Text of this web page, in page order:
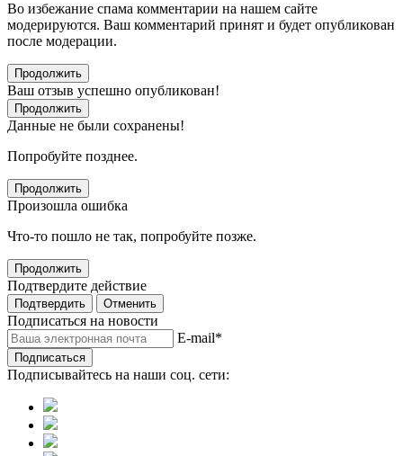
Во избежание спама комментарии на нашем сайте
модерируются. Ваш комментарий принят и будет опубликован
после модерации.
Продолжить
Ваш отзыв успешно опубликован!
Продолжить
Данные не были сохранены!
Попробуйте позднее.
Продолжить
Произошла ошибка
Что-то пошло не так, попробуйте позже.
Продолжить
Подтвердите действие
Подтвердить Отменить
Подписаться на новости
E-mail*
Подписаться
Подписывайтесь на наши соц. сети: